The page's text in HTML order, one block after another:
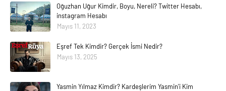
Oğuzhan Uğur Kimdir, Boyu, Nereli? Twitter Hesabı,
instagram Hesabı
Mayıs 11, 2023
Eşref Tek Kimdir? Gerçek İsmi Nedir?
Mayıs 13, 2025
Yasmin Yılmaz Kimdir? Kardeşlerim Yasmin'i Kim